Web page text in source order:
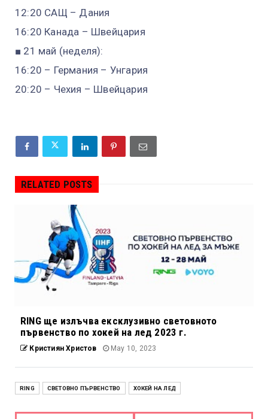
12:20 САЩ – Дания
16:20 Канада – Швейцария
■ 21 май (неделя):
16:20 – Германия – Унгария
20:20 – Чехия – Швейцария
RELATED POSTS
RING ще излъчва ексклузивно световното
първенство по хокей на лед 2023 г.
Кристиян Христов May 10, 2023
RING СВЕТОВНО ПЪРВЕНСТВО ХОКЕЙ НА ЛЕД